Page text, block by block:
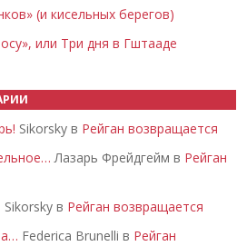
(и кисельных берегов)
или Три дня в Гштааде
Sikorsky в Рейган возвращается
Лазарь Фрейдгейм в Рейган
Sikorsky в Рейган возвращается
Federica Brunelli в Рейган